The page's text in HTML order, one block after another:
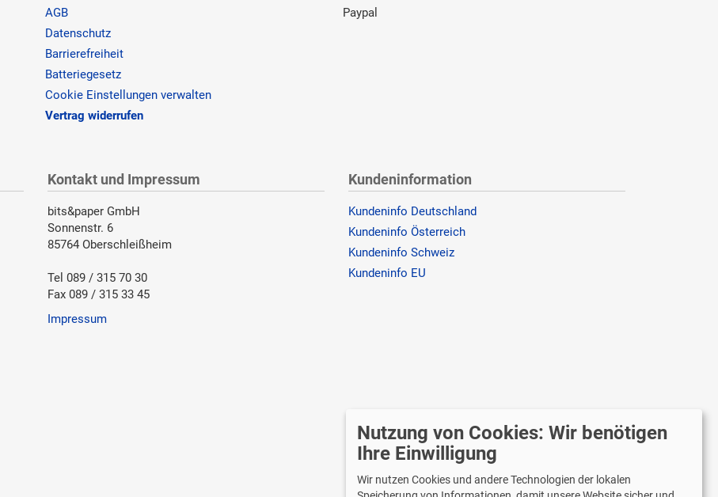
AGB
Datenschutz
Barrierefreiheit
Batteriegesetz
Cookie Einstellungen verwalten
Vertrag widerrufen
Paypal
Kontakt und Impressum
bits&paper GmbH
Sonnenstr. 6
85764 Oberschleißheim
Tel 089 / 315 70 30
Fax 089 / 315 33 45
Impressum
Kundeninformation
Kundeninfo Deutschland
Kundeninfo Österreich
Kundeninfo Schweiz
Kundeninfo EU
Wir versenden mit
Nutzung von Cookies: Wir benötigen
Ihre Einwilligung
Wir nutzen Cookies und andere Technologien der lokalen